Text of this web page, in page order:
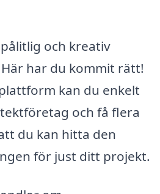
och kreativ
har du kommit rätt!
kan du enkelt
och få flera
du kan hitta den
för just ditt projekt.